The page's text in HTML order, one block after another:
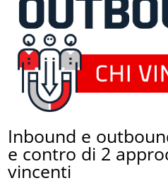
Inbound e
e contro di 2
vincenti